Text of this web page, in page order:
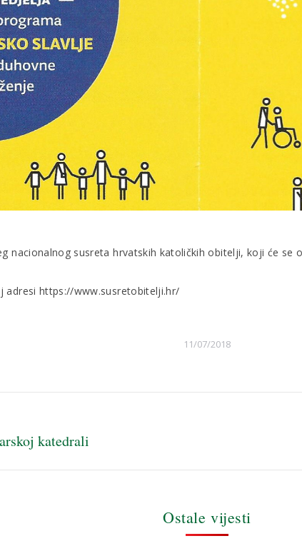
nacionalnog susreta hrvatskih katoličkih obitelji, koji će se
adresi https://www.susretobitelji.hr/
11/07/2018
katedrali
Ostale vijesti